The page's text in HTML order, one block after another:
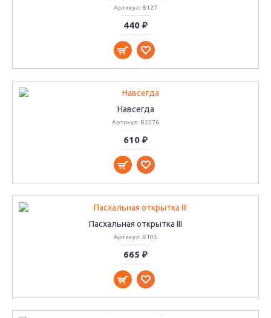
Артикул: B127
440 ₽
Навсегда
Артикул: B2276
610 ₽
Пасхальная открытка III
Артикул: B105
665 ₽